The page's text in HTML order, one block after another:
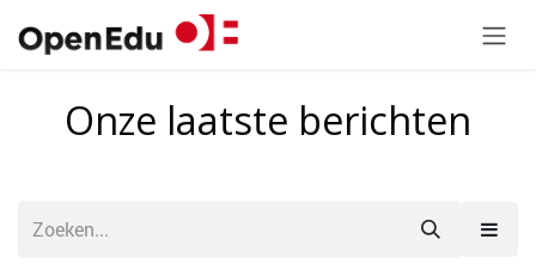
Onze laatste berichten